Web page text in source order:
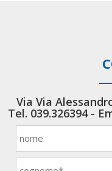
Via Via
Tel. 039.326394-